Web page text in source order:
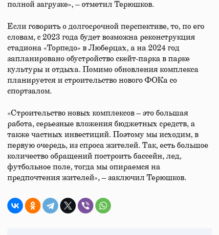
полной загрузке», – отметил Терюшков.
Если говорить о долгосрочной перспективе, то, по его
словам, с 2023 года будет возможна реконструкция
стадиона «Торпедо» в Люберцах, а на 2024 год
запланировано обустройство скейт-парка в парке
культуры и отдыха. Помимо обновления комплекса
планируется и строительство нового ФОКа со
спортзалом.
«Строительство новых комплексов – это большая
работа, серьезные вложения бюджетных средств, а
также частных инвестиций. Поэтому мы исходим, в
первую очередь, из спроса жителей. Так, есть большое
количество обращений построить бассейн, лед,
футбольное поле, тогда мы опираемся на
предпочтения жителей», – заключил Терюшков.